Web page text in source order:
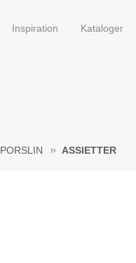
Inspiration Kataloger
PORSLIN ASSIETTER